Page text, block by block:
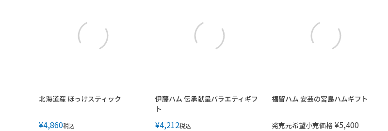
北海道産 ほっけスティック
¥4,860税込
伊藤ハム 伝承献呈バラエティギフ
ト
¥4,212税込
福留ハム 安芸の宮島ハムギフト
発売元希望小売価格 ¥5,400